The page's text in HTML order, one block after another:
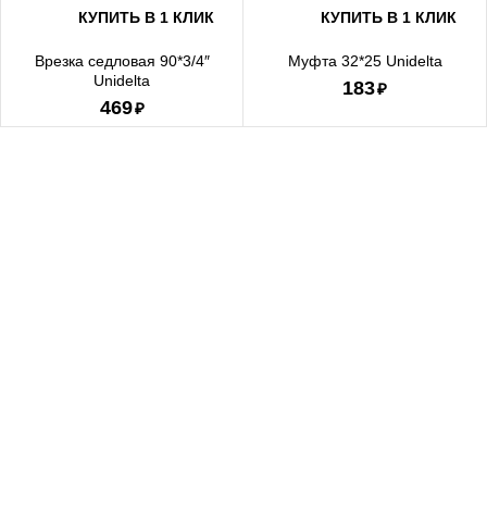
КУПИТЬ В 1 КЛИК
Врезка седловая 90*3/4″
Unidelta
₽
КУПИТЬ В 1 КЛИК
Муфта 32*25 Unidelta
₽